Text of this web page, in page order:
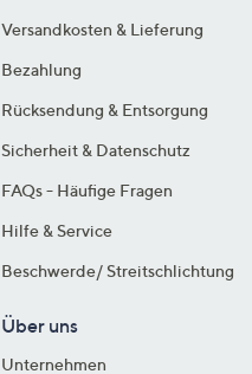
Versandkosten & Lieferung
Bezahlung
Rücksendung & Entsorgung
Sicherheit & Datenschutz
FAQs - Häufige Fragen
Hilfe & Service
Beschwerde/ Streitschlichtung
Über uns
Unternehmen